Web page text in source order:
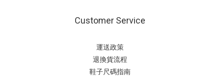
Customer Service
運送政策
退換貨流程
鞋子尺碼指南